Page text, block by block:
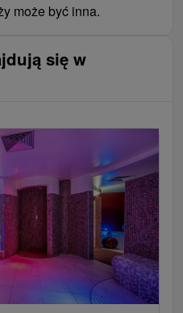
może być inna.
się w